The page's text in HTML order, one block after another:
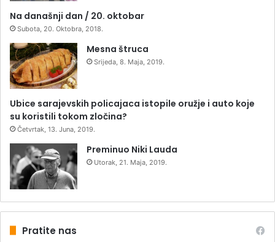
Na današnji dan / 20. oktobar
Subota, 20. Oktobra, 2018.
Mesna štruca
Srijeda, 8. Maja, 2019.
Ubice sarajevskih policajaca istopile oružje i auto koje
su koristili tokom zločina?
Četvrtak, 13. Juna, 2019.
Preminuo Niki Lauda
Utorak, 21. Maja, 2019.
Pratite nas